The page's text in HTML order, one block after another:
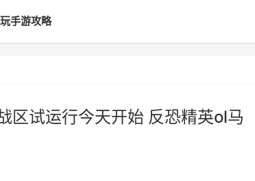
手游攻略
区试运行今天开始 反恐精英ol马